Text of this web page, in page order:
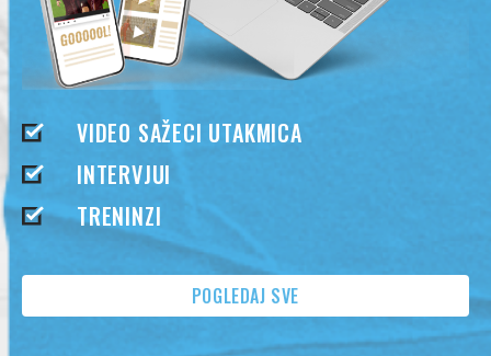
VIDEO SAŽECI UTAKMICA
INTERVJUI
TRENINZI
POGLEDAJ SVE